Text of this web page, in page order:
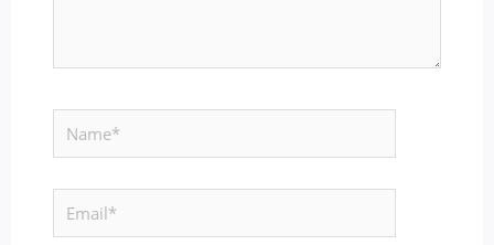
Name*
Email*